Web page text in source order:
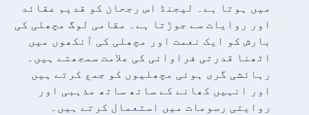
میں ہوتا ہے۔ لیجنڈ اس رجحان کو قدیم عقائد
اور روایات سے جوڑتا ہے۔ مقامی لوگ مچھلی کی
بارش کو ایک نعمت اور مچھلی کی آنکھوں میں
اٹھنا قدرتی فراوانی کی علامت سمجھتے ہیں۔
رہائشی گری ہوئی مچھلیوں کو جمع کرتے ہیں
اور انہیں کھانے کے ساتھ ساتھ مذہبی اور
روایتی رسومات میں استعمال کرتے ہیں۔